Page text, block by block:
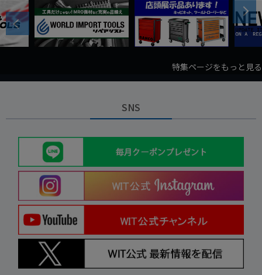
Previous
Next
特集ページをもっと見る
SNS